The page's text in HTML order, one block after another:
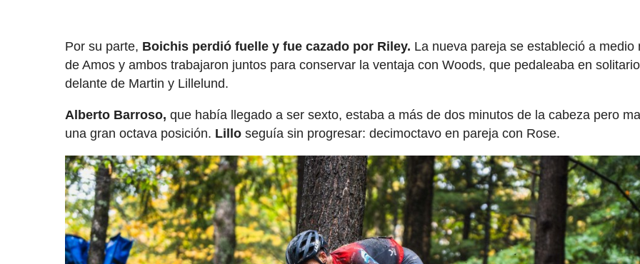
Por su parte, Boichis perdió fuelle y fue cazado por Riley. La nueva pareja se estableció a medio
de Amos y ambos trabajaron juntos para conservar la ventaja con Woods, que pedaleaba en
delante de Martin y Lillelund.
Alberto Barroso, que había llegado a ser sexto, estaba a más de dos minutos de la cabeza pero
una gran octava posición. Lillo seguía sin progresar: decimoctavo en pareja con Rose.